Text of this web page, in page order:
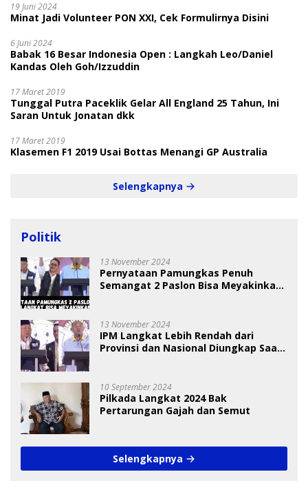
19 Juni 2024
Minat Jadi Volunteer PON XXI, Cek Formulirnya Disini
6 Juni 2024
Babak 16 Besar Indonesia Open : Langkah Leo/Daniel
Kandas Oleh Goh/Izzuddin
17 Maret 2019
Tunggal Putra Paceklik Gelar All England 25 Tahun, Ini
Saran Untuk Jonatan dkk
17 Maret 2019
Klasemen F1 2019 Usai Bottas Menangi GP Australia
Selengkapnya
Politik
13 November 2024
Pernyataan Pamungkas Penuh
Semangat 2 Paslon Bisa Meyakinkan
13 November 2024
IPM Langkat Lebih Rendah dari
Provinsi dan Nasional Diungkap Saat
10 September 2024
Pilkada Langkat 2024 Bak
Pertarungan Gajah dan Semut
Selengkapnya